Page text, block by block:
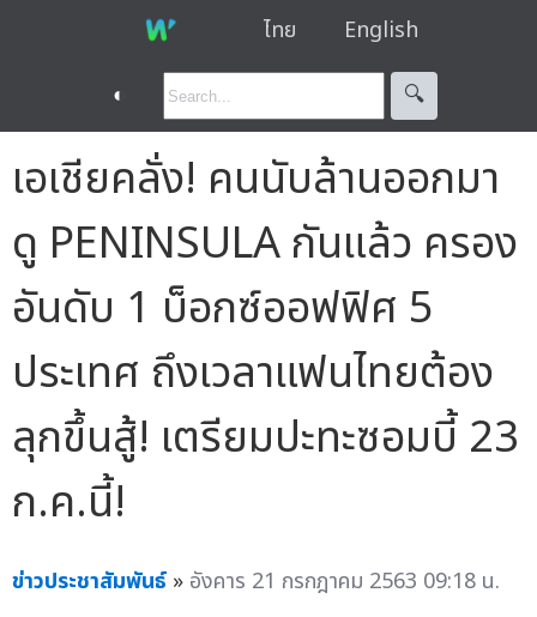
ไทย English
◐ 🔍︎
เอเชียคลั่ง! คนนับล้านออกมา
ดู PENINSULA กันแล้ว ครอง
อันดับ 1 บ็อกซ์ออฟฟิศ 5
ประเทศ ถึงเวลาแฟนไทยต้อง
ลุกขึ้นสู้! เตรียมปะทะซอมบี้ 23
ก.ค.นี้!
ข่าวประชาสัมพันธ์ » อังคาร 21 กรกฎาคม 2563 09:18 น.